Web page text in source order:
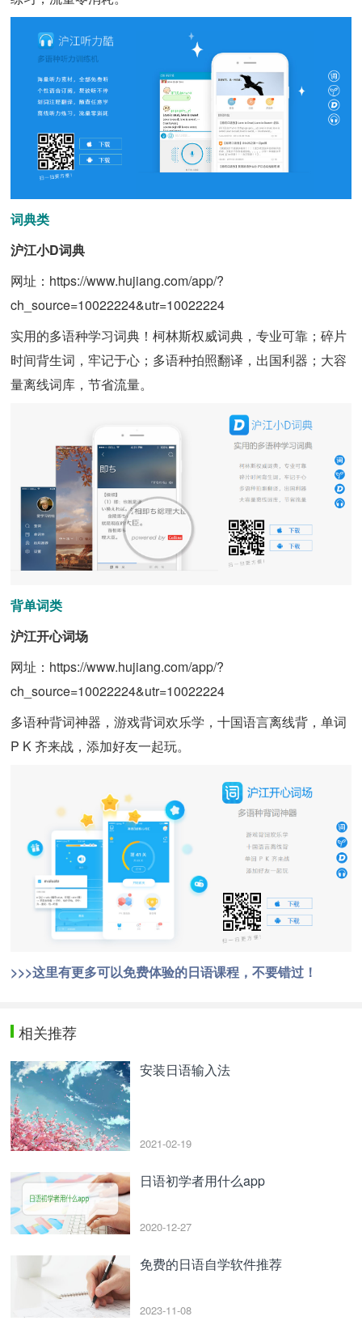
词典类
沪江小D词典
网址：https://www.hujiang.com/app/?
ch_source=10022224&utr=10022224
实用的多语种学习词典！柯林斯权威词典，专业可靠；碎片
时间背生词，牢记于心；多语种拍照翻译，出国利器；大容
量离线词库，节省流量。
背单词类
沪江开心词场
网址：https://www.hujiang.com/app/?
ch_source=10022224&utr=10022224
多语种背词神器，游戏背词欢乐学，十国语言离线背，单词
P K 齐来战，添加好友一起玩。
>>>这里有更多可以免费体验的日语课程，不要错过！
相关推荐
安装日语输入法
2021-02-19
日语初学者用什么app
2020-12-27
免费的日语自学软件推荐
2023-11-08